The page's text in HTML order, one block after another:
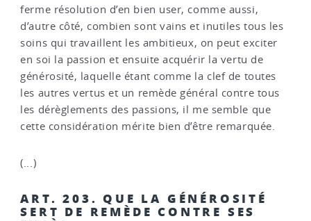
ferme résolution d’en bien user, comme aussi,
d’autre côté, combien sont vains et inutiles tous les
soins qui travaillent les ambitieux, on peut exciter
en soi la passion et ensuite acquérir la vertu de
générosité, laquelle étant comme la clef de toutes
les autres vertus et un remède général contre tous
les dérèglements des passions, il me semble que
cette considération mérite bien d’être remarquée.
(...)
ART. 203. QUE LA GÉNÉROSITÉ
SERT DE REMÈDE CONTRE SES